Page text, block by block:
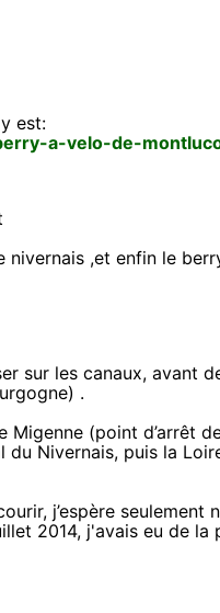
est:
a-velo-de-
,et enfin le
sur les canaux, avant
.
(point d’arrêt
Nivernais, puis la
j’espère seulement
2014, j'avais eu de la